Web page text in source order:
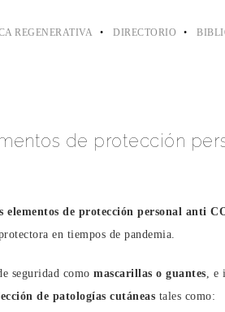
REGENERATIVA DIRECTORIO
de protección
elementos de protección personal anti
en tiempos de pandemia.
seguridad como mascarillas o guantes, e
de patologías cutáneas tales como: